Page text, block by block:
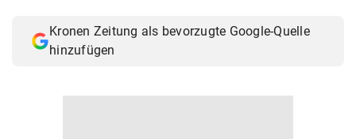
Kronen Zeitung als bevorzugte Google-Quelle
hinzufügen